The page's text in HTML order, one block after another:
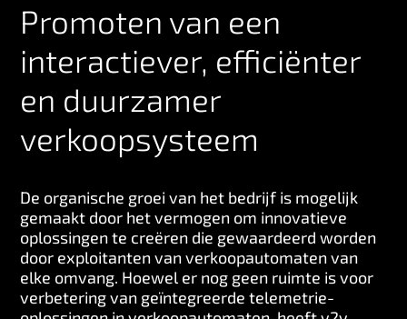
Promoten van een
interactiever, efficiënter
en duurzamer
verkoopsysteem
De organische groei van het bedrijf is mogelijk
gemaakt door het vermogen om innovatieve
oplossingen te creëren die gewaardeerd worden
door exploitanten van verkoopautomaten van
elke omvang. Hoewel er nog geen ruimte is voor
verbetering van geïntegreerde telemetrie-